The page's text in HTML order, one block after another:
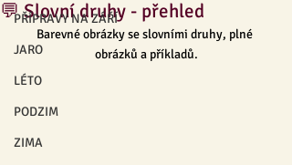
PŘÍPRAVY NA ZÁŘÍ
JARO
LÉTO
PODZIM
ZIMA
💬 Slovní druhy - přehled
Barevné obrázky se slovními druhy, plné
obrázků a příkladů.